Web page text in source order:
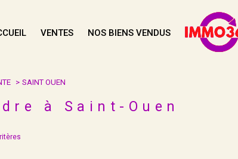
VENTES NOS BIENS VENDUS
Louer
SAINT OUEN
à Saint-Ouen